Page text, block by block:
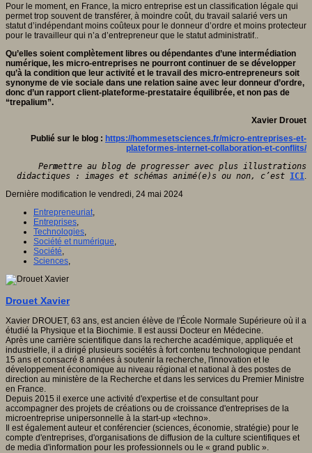
Pour le moment, en France, la micro entreprise est un classification légale qui
permet trop souvent de transférer, à moindre coût, du travail salarié vers un
statut d’indépendant moins coûteux pour le donneur d’ordre et moins protecteur
pour le travailleur qui n’a d’entrepreneur que le statut administratif..
Qu’elles soient complètement libres ou dépendantes d’une intermédiation
numérique, les micro-entreprises ne pourront continuer de se développer
qu’à la condition que leur activité et le travail des micro-entrepreneurs soit
synonyme de vie sociale dans une relation saine avec leur donneur d’ordre,
donc d’un rapport client-plateforme-prestataire équilibrée, et non pas de
“trepalium”.
Xavier Drouet
Publié sur le blog : https://hommesetsciences.fr/micro-entreprises-et-
plateformes-internet-collaboration-et-conflits/
Permettre au blog de progresser avec plus illustrations
didactiques : images et schémas animé(e)s ou non, c’est ICI.
Dernière modification le vendredi, 24 mai 2024
Entrepreneuriat,
Entreprises,
Technologies,
Société et numérique,
Société,
Sciences,
Drouet Xavier
Xavier DROUET, 63 ans, est ancien élève de l'École Normale Supérieure où il a
étudié la Physique et la Biochimie. Il est aussi Docteur en Médecine.
Après une carrière scientifique dans la recherche académique, appliquée et
industrielle, il a dirigé plusieurs sociétés à fort contenu technologique pendant
15 ans et consacré 8 années à soutenir la recherche, l'innovation et le
développement économique au niveau régional et national à des postes de
direction au ministère de la Recherche et dans les services du Premier Ministre
en France.
Depuis 2015 il exerce une activité d'expertise et de consultant pour
accompagner des projets de créations ou de croissance d'entreprises de la
microentreprise unipersonnelle à la start-up «techno».
Il est également auteur et conférencier (sciences, économie, stratégie) pour le
compte d'entreprises, d'organisations de diffusion de la culture scientifiques et
de media d'information pour les professionnels ou le « grand public ».